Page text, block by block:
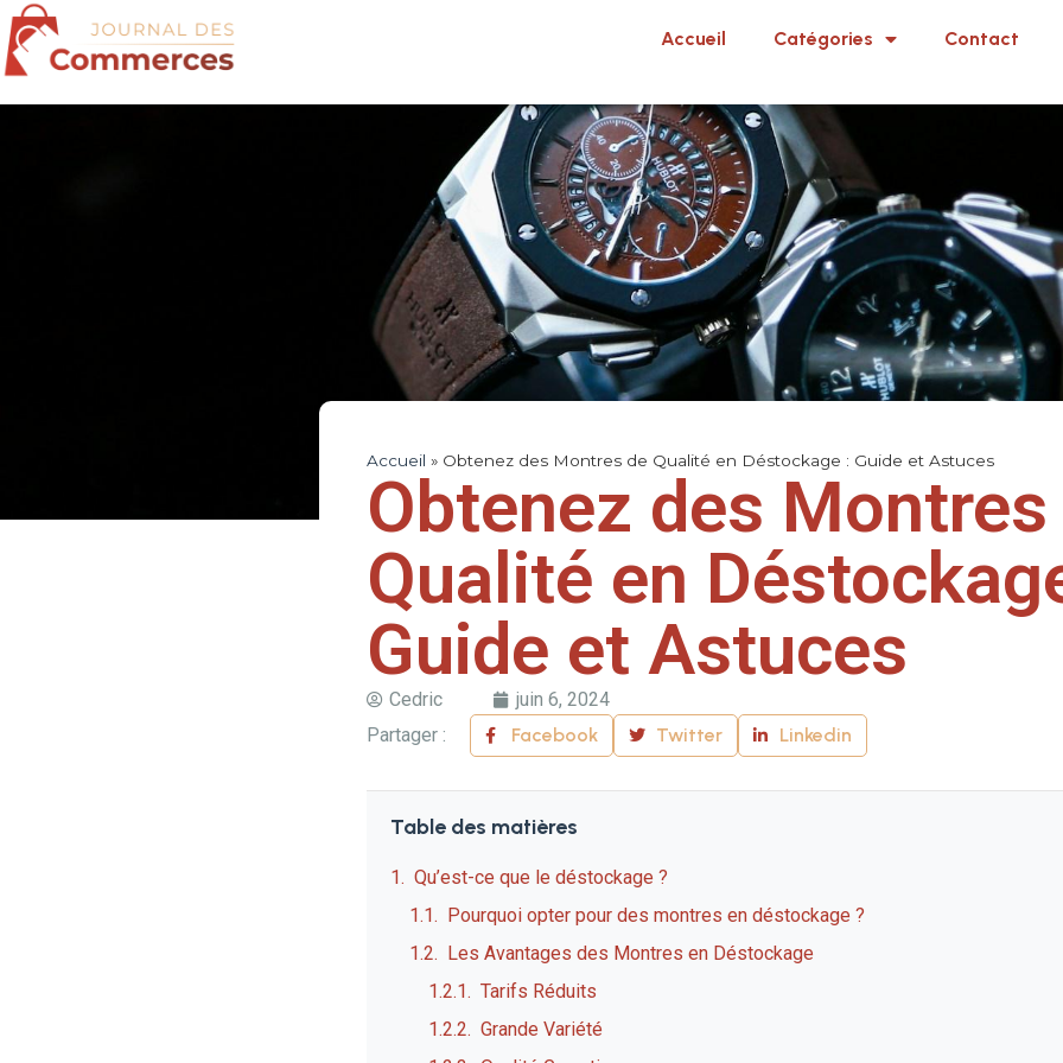
Accueil Catégories Contact
Accueil » Obtenez des Montres de Qualité en Déstockage : Guide et Astuces
Obtenez des Montres
Qualité en
Guide et Astuces
Cedric
juin 6, 2024
Partager :
Facebook Twitter Linkedin
Table des matières
Qu’est-ce que le déstockage ?
Pourquoi opter pour des montres en déstockage ?
Les Avantages des Montres en Déstockage
Tarifs Réduits
Grande Variété